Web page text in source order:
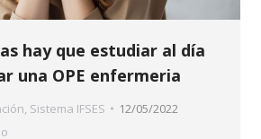
hay que estudiar al día
una OPE enfermeria
, Sistema IFSES
12/05/2022